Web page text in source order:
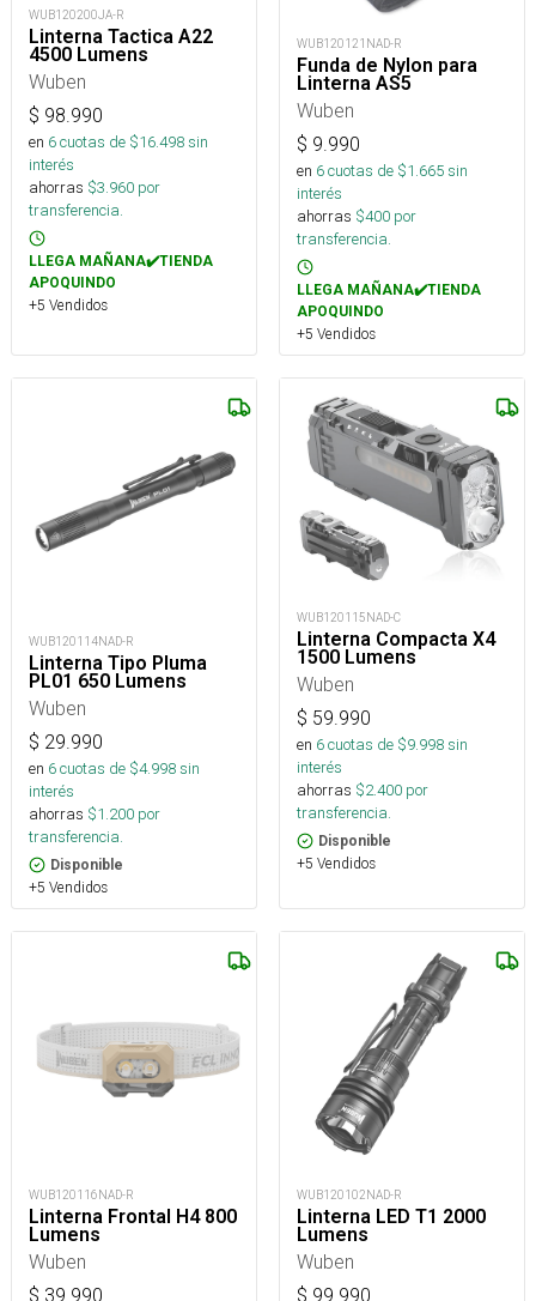
WUB120200JA-R
Linterna Tactica A22
4500 Lumens
Wuben
$ 98.990
en 6cuotas de $16.498sin
interés
ahorras $3.960 por
transferencia.
LLEGA MAÑANA✔️TIENDA
APOQUINDO
+5 Vendidos
WUB120121NAD-R
Funda de Nylon para
Linterna AS5
Wuben
$ 9.990
en 6cuotas de $1.665sin
interés
ahorras $400 por
transferencia.
LLEGA MAÑANA✔️TIENDA
APOQUINDO
+5 Vendidos
WUB120114NAD-R
Linterna Tipo Pluma
PL01 650 Lumens
Wuben
$ 29.990
en 6cuotas de $4.998sin
interés
ahorras $1.200 por
transferencia.
Disponible
+5 Vendidos
WUB120115NAD-C
Linterna Compacta X4
1500 Lumens
Wuben
$ 59.990
en 6cuotas de $9.998sin
interés
ahorras $2.400 por
transferencia.
Disponible
+5 Vendidos
WUB120116NAD-R
Linterna Frontal H4 800
Lumens
Wuben
$ 39.990
WUB120102NAD-R
Linterna LED T1 2000
Lumens
Wuben
$ 99.990